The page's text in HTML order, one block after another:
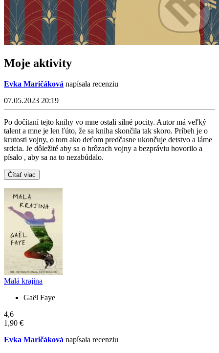
Moje aktivity
Evka Maričáková napísala recenziu
07.05.2023 20:19
Po dočítaní tejto knihy vo mne ostali silné pocity. Autor má veľký
talent a mne je len ľúto, že sa kniha skončila tak skoro. Príbeh je o
krutosti vojny, o tom ako deťom predčasne ukončuje detstvo a láme
srdcia. Je dôležité aby sa o hrôzach vojny a bezpráviu hovorilo a
písalo , aby sa na to nezabúdalo.
Čítať viac
Malá krajina
Gaël Faye
4,6
1,90 €
Evka Maričáková napísala recenziu